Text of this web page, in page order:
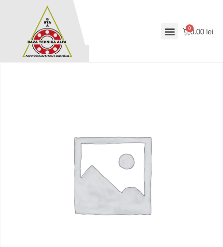
0.00 lei